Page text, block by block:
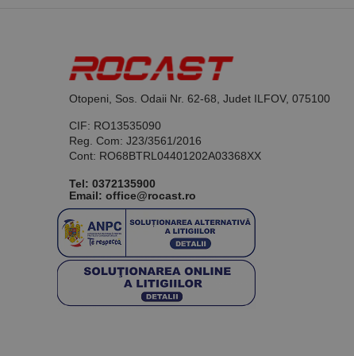
Otopeni, Sos. Odaii Nr. 62-68, Judet ILFOV, 075100
CIF: RO13535090
Reg. Com: J23/3561/2016
Cont: RO68BTRL04401202A03368XX
Tel: 0372135900
Email: office@rocast.ro